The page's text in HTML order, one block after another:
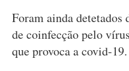
Foram ainda detetados
de coinfecção pelo
que provoca a covid-19.